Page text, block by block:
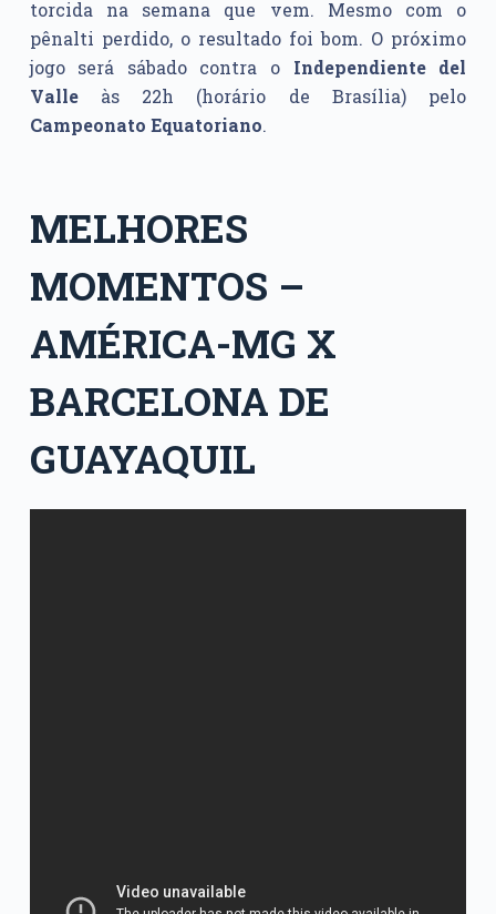
torcida na semana que vem. Mesmo com o
pênalti perdido, o resultado foi bom. O próximo
jogo será sábado contra o Independiente del
Valleàs 22h (horário de Brasília) pelo
Campeonato Equatoriano.
MELHORES
MOMENTOS –
AMÉRICA-MG X
BARCELONA DE
GUAYAQUIL